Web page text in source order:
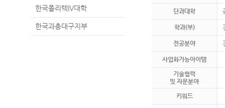
한국폴리텍IV대학
한국과총대구지부
단과대학
학과(부)
전공분야
사업화가능아이템
기술협력
및 자문분야
키워드